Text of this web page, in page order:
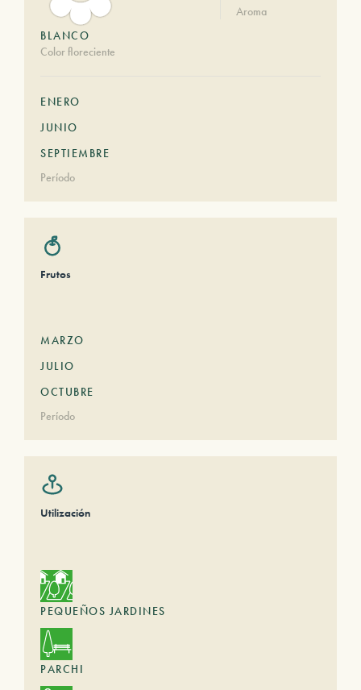
BLANCO
Color floreciente
Aroma
ENERO
JUNIO
SEPTIEMBRE
Período
Frutos
MARZO
JULIO
OCTUBRE
Período
Utilización
PEQUEÑOS JARDINES
PARCHI